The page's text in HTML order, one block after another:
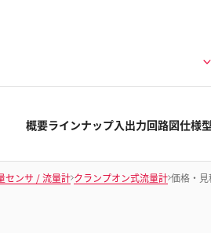
概要ラインナップ入出力回路図仕様
センサ / 流量計 クランプオン式流量計 価格・見